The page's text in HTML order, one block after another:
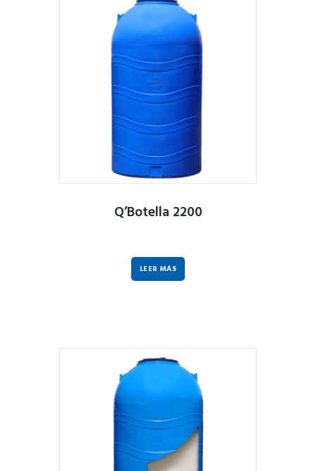
Q’Botella 2200
LEER MÁS